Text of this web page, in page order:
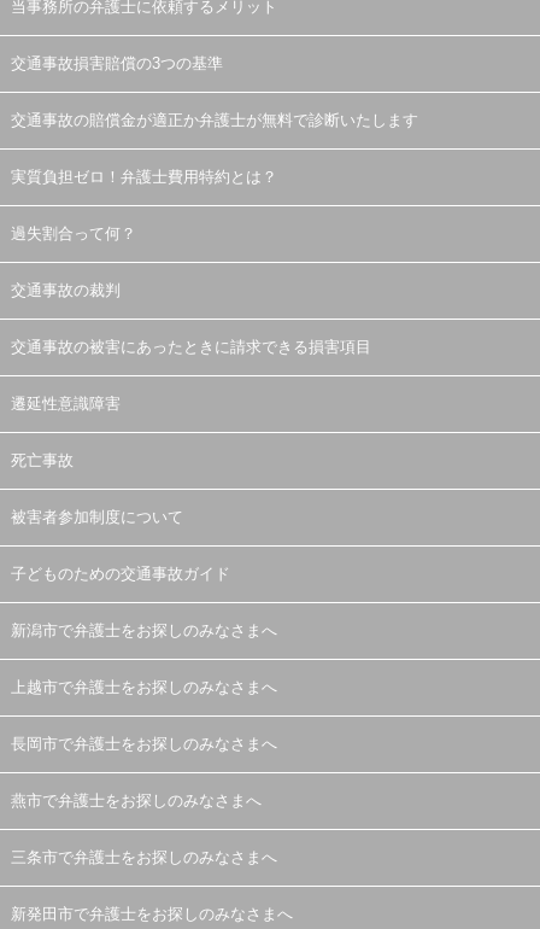
当事務所の弁護士に依頼するメリット
交通事故損害賠償の3つの基準
交通事故の賠償金が適正か弁護士が無料で診断いたします
実質負担ゼロ！弁護士費用特約とは？
過失割合って何？
交通事故の裁判
交通事故の被害にあったときに請求できる損害項目
遷延性意識障害
死亡事故
被害者参加制度について
子どものための交通事故ガイド
新潟市で弁護士をお探しのみなさまへ
上越市で弁護士をお探しのみなさまへ
長岡市で弁護士をお探しのみなさまへ
燕市で弁護士をお探しのみなさまへ
三条市で弁護士をお探しのみなさまへ
新発田市で弁護士をお探しのみなさまへ